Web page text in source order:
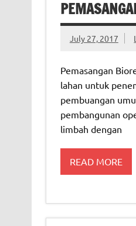
July 27, 2017
Pemasangan
lahan untuk
pembuangan
pembangunan
limbah dengan
READ MORE